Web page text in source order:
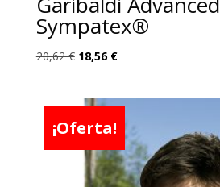
Sympatex®
20,62€ El
era:
20,62 €.
18,56 €El
es:
18,56 €.
¡Oferta!